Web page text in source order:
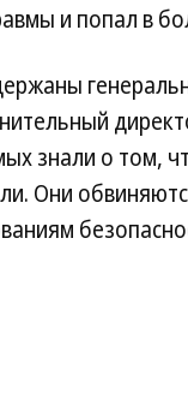
и попал в
знали о том,
Они